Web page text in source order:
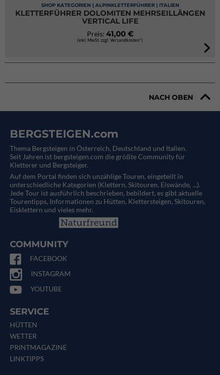
SHOP KATEGORIEN | ALPINKLETTERFÜHRER | ITALIEN
KLETTERFÜHRER DOLOMITEN MEHRSEILLÄNGEN
VERTICAL LIFE
Preis: 41,00 €
(inkl. MwSt. zzgl. Versandkosten*)
NACH OBEN
BERGSTEIGEN.com
Thema Bergsteigen in Österreich, Deutschland und Italien.
Seit Jahren ist bergsteigen.com die größte Community für
Kletterer und Bergsteiger.
Auf dem Portal finden sich unzählige Touren, eingeteilt in
unterschiedliche Kategorien (Klettern, Skitouren, Eiswände, ...).
Jede Tour ist ausführlich beschrieben, bebildert, es gibt aktuelle
Tourentipps, Informationen zu Hütten, Klettersteigen, Skitouren,
Eisklettern und vieles mehr.
COMMUNITY
FACEBOOK
INSTAGRAM
YOUTUBE
SERVICE
HÜTTEN
WETTER
PRINTMAGAZINE
LINKTIPPS